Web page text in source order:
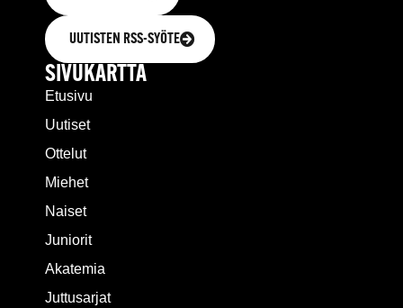
UUTISTEN RSS-SYÖTE
SIVUKARTTA
Etusivu
Uutiset
Ottelut
Miehet
Naiset
Juniorit
Akatemia
Juttusarjat